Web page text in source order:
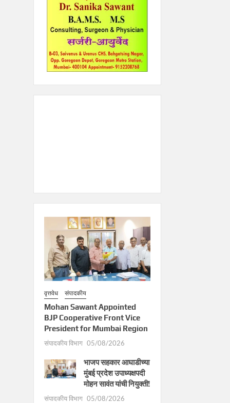
वृत्तवेध संपादकीय
Mohan Sawant Appointed
BJP Cooperative Front Vice
President for Mumbai Region
संपादकीय विभाग 05/08/2026
भाजप सहकार आघाडीच्या
मुंबई प्रदेश उपाध्यक्षपदी
मोहन सावंत यांची नियुक्ती!
संपादकीय विभाग 05/08/2026